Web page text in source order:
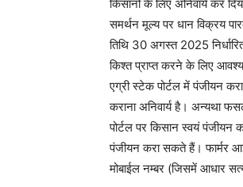
किसानों के लिए अनिवार्य कर
समर्थन मूल्य पर धान विक्रय
तिथि 30 अगस्त 2025
किश्त प्राप्त करने के लिए
एग्री स्टेक पोर्टल में पंजीयन
कराना अनिवार्य है। अन्यथा
पोर्टल पर किसान स्वयं
पंजीयन करा सकते हैं। फार्मर
मोबाईल नम्बर (जिसमें आधार